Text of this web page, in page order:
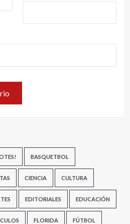
BASQUETBOL
CIENCIA CULTURA
EDITORIALES EDUCACIÓN
FLORIDA FÚTBOL